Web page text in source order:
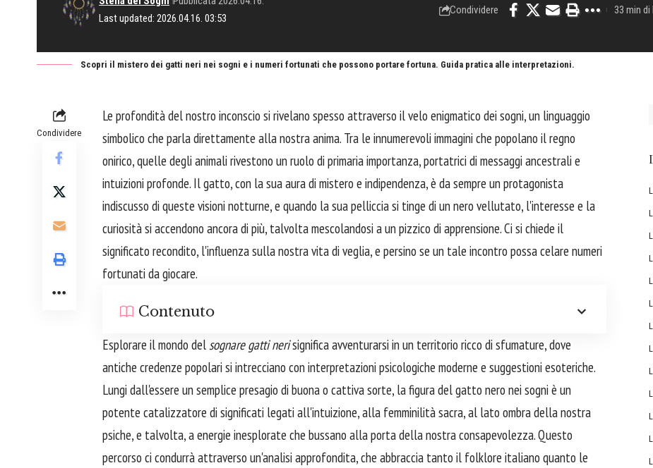
Last updated: 2026.04.16. 03:53
Condividere 33 min
Scopri il mistero dei gatti neri nei sogni e i numeri fortunati che possono portare fortuna. Guida pratica alle interpretazioni.
Condividere
Le profondità del nostro inconscio si rivelano spesso attraverso il velo enigmatico dei sogni, un linguaggio
simbolico che parla direttamente alla nostra anima. Tra le innumerevoli immagini che popolano il regno
onirico, quelle degli animali rivestono un ruolo di primaria importanza, portatrici di messaggi ancestrali e
intuizioni profonde. Il gatto, con la sua aura di mistero e indipendenza, è da sempre un protagonista
indiscusso di queste visioni notturne, e quando la sua pelliccia si tinge di un nero vellutato, l'interesse e la
curiosità si accendono ancora di più, talvolta mescolandosi a un pizzico di apprensione. Ci si chiede il
significato recondito, l'influenza sulla nostra vita di veglia, e persino se un tale incontro possa celare numeri
fortunati da giocare.
Contenuto
Esplorare il mondo delsognare gatti nerisignifica avventurarsi in un territorio ricco di sfumature, dove
antiche credenze popolari si intrecciano con interpretazioni psicologiche moderne e suggestioni esoteriche.
Lungi dall'essere un semplice presagio di buona o cattiva sorte, la figura del gatto nero nei sogni è un
potente catalizzatore di significati legati all'intuizione, alla femminilità sacra, al lato ombra della nostra
psiche, e talvolta, a energie inesplorate che bussano alla porta della nostra consapevolezza. Questo
percorso ci condurrà attraverso un'analisi approfondita, che abbraccia tanto il folklore italiano quanto le